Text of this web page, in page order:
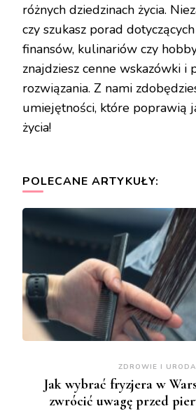
różnych dziedzinach życia.
czy szukasz porad
finansów, kulinariów czy
znajdziesz cenne wskazówki i
rozwiązania. Z nami
umiejętności, które poprawią
życia!
POLECANE ARTYKUŁY:
ZDROWIE I URODA
Jak wybrać fryzjera w
zwrócić uwagę przed